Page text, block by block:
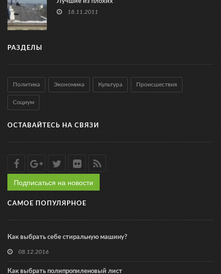
18.11.2011
РАЗДЕЛЫ
Политика Экономика Культура Происшествия
Социум
ОСТАВАЙТЕСЬ НА СВЯЗИ
Подписаться на новости
САМОЕ ПОПУЛЯРНОЕ
Как выбрать себе стиральную машину?
08.12.2016
Как выбрать полипропиленовый лист